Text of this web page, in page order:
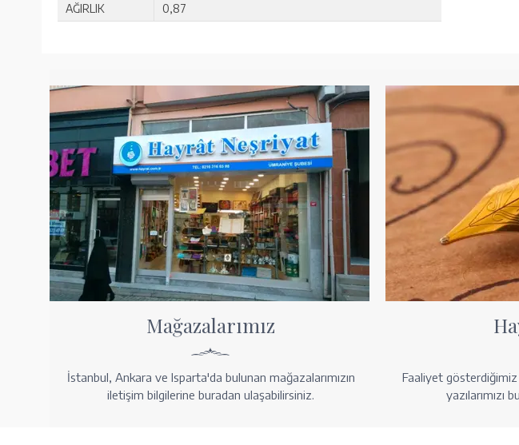
AĞIRLIK
0,87
Mağazalarımız
İstanbul, Ankara ve Isparta'da bulunan mağazalarımızın
iletişim bilgilerine buradan ulaşabilirsiniz.
Faaliyet gösterdiğimiz
yazılarımızı